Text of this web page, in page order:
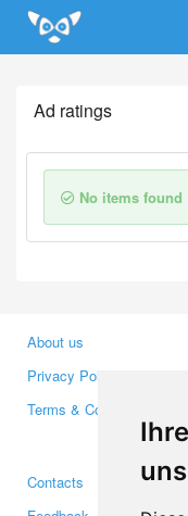
Update cookies preferences
Ad ratings
No items found
About us
Privacy Policy
Terms & Conditions
Contacts